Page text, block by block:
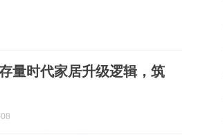
量时代家居升级逻辑，筑